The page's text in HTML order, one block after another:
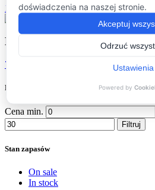
16 products
Dodatki
7 products
Filtruj po cenie
Cena min.
Filtruj
Stan zapasów
On sale
In stock